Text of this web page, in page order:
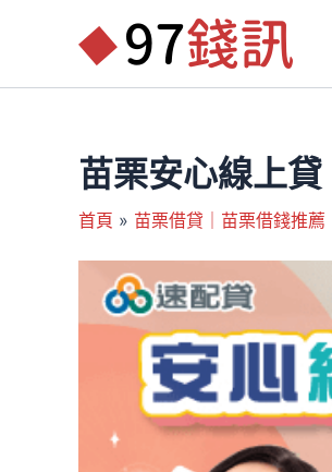
苗栗安心線上
首頁 苗栗借貸｜苗栗借錢推